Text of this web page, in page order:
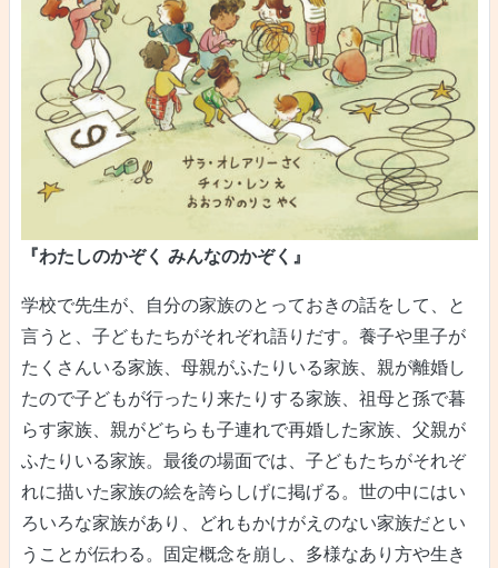
『わたしのかぞく みんなのかぞく』
学校で先生が、自分の家族のとっておきの話をして、と
言うと、子どもたちがそれぞれ語りだす。養子や里子が
たくさんいる家族、母親がふたりいる家族、親が離婚し
たので子どもが行ったり来たりする家族、祖母と孫で暮
らす家族、親がどちらも子連れで再婚した家族、父親が
ふたりいる家族。最後の場面では、子どもたちがそれぞ
れに描いた家族の絵を誇らしげに掲げる。世の中にはい
ろいろな家族があり、どれもかけがえのない家族だとい
うことが伝わる。固定概念を崩し、多様なあり方や生き